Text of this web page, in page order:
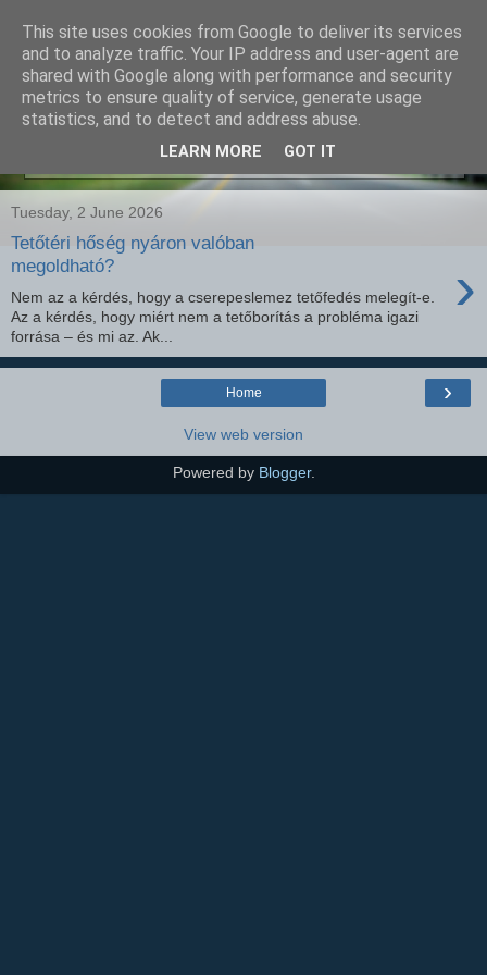
SEO szakértő
posts
Tuesday, 2 June 2026
Tetőtéri hőség nyáron valóban
megoldható?
›
Nem az a kérdés, hogy a cserepeslemez tetőfedés melegít-e.
Az a kérdés, hogy miért nem a tetőborítás a probléma igazi
forrása – és mi az. Ak...
›
Home
View web version
Powered by Blogger.
This site uses cookies from Google to deliver its services
and to analyze traffic. Your IP address and user-agent are
shared with Google along with performance and security
metrics to ensure quality of service, generate usage
statistics, and to detect and address abuse.
LEARN MORE GOT IT